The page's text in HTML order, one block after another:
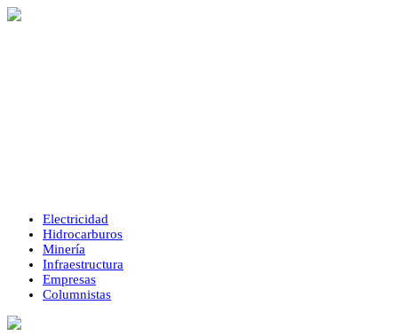
Electricidad
Hidrocarburos
Minería
Infraestructura
Empresas
Columnistas